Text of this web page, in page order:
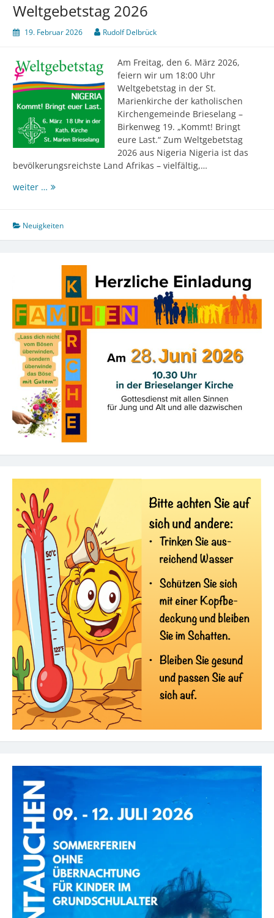
Weltgebetstag 2026
19. Februar 2026 Rudolf Delbrück
Am Freitag, den 6. März 2026,
feiern wir um 18:00 Uhr
Weltgebetstag in der St.
Marienkirche der katholischen
Kirchengemeinde Brieselang –
Birkenweg 19. „Kommt! Bringt
eure Last.“ Zum Weltgebetstag
2026 aus Nigeria Nigeria ist das
bevölkerungsreichste Land Afrikas – vielfältig,…
weiter … Weltgebetstag
Neuigkeiten